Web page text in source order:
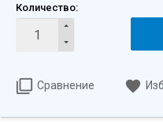
Количество:
Сравнение